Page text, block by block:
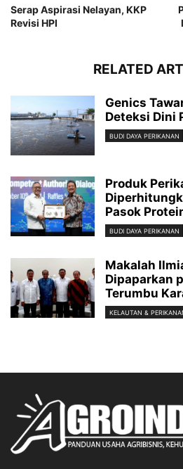
Serap Aspirasi Nelayan, KKP
Revisi HPI
RELATED
Genics
Deteksi Dini
BUDI DAYA PERIKANAN
Produk
Pasok
BUDI DAYA PERIKANAN
Makalah
Dipaparkan
Terumbu
KELAUTAN &